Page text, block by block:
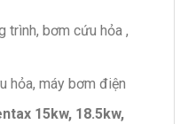
trình, bơm cứu hỏa ,
hỏa, máy bơm điện
15kw, 18.5kw,